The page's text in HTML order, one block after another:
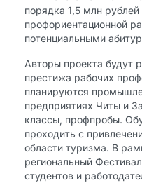
порядка 1,5 млн рублей
профориентационной
потенциальными
Авторы проекта будут
престижа рабочих
планируются
предприятиях Читы и
классы, профпробы.
проходить с
области туризма. В
региональный
студентов и